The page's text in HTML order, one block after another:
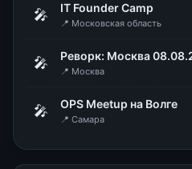
🎤 IT Founder Camp
📍 Московская область
🎤 Реворк: Москва
📍 Москва
🎤 OPS Meetup на Волге
📍 Самара